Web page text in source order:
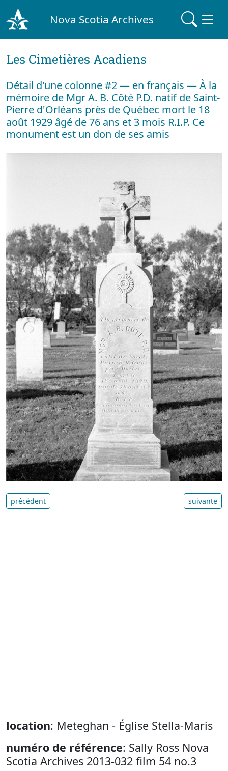
Nova Scotia Archives
Les Cimetières Acadiens
Détail d'une colonne #2 — en français — À la
mémoire de Mgr A. B. Côté P.D. natif de Saint-
Pierre d'Orléans près de Québec mort le 18
août 1929 âgé de 76 ans et 3 mois R.I.P. Ce
monument est un don de ses amis
précédent suivante
location: Meteghan - Église Stella-Maris
numéro de référence: Sally Ross Nova
Scotia Archives 2013-032 film 54 no.3